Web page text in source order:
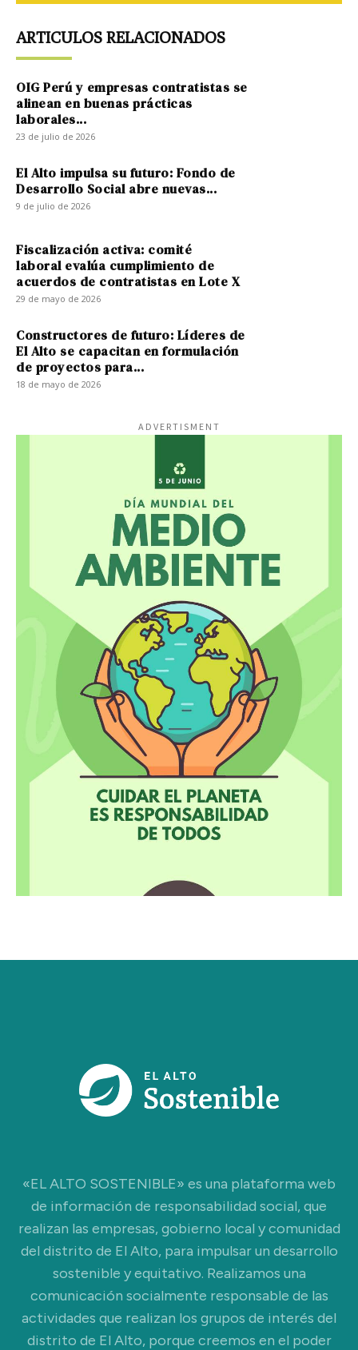
ARTICULOS RELACIONADOS
OIG Perú y empresas contratistas se
alinean en buenas prácticas
laborales...
23 de julio de 2026
El Alto impulsa su futuro: Fondo de
Desarrollo Social abre nuevas...
9 de julio de 2026
Fiscalización activa: comité
laboral evalúa cumplimiento de
acuerdos de contratistas en Lote X
29 de mayo de 2026
Constructores de futuro: Líderes de
El Alto se capacitan en formulación
de proyectos para...
18 de mayo de 2026
ADVERTISMENT
«EL ALTO SOSTENIBLE» es una plataforma web
de información de responsabilidad social, que
realizan las empresas, gobierno local y comunidad
del distrito de El Alto, para impulsar un desarrollo
sostenible y equitativo. Realizamos una
comunicación socialmente responsable de las
actividades que realizan los grupos de interés del
distrito de El Alto, porque creemos en el poder